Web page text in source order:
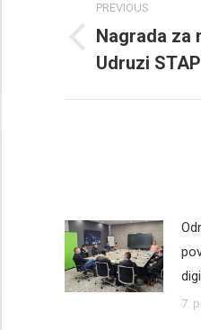
PREVIOUS
Previous
post:
Nagrada za
Udruzi STAP
7.